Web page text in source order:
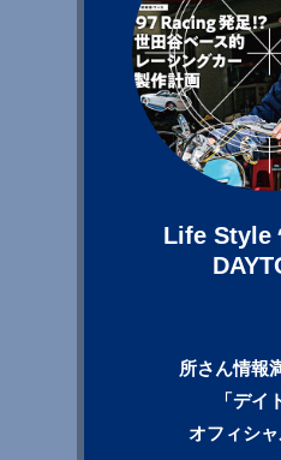
Life Style
所さん情報
「デイ
オフィシ